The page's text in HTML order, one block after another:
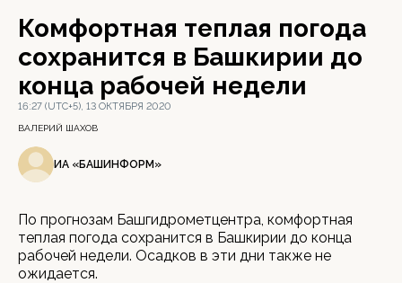
Комфортная теплая погода
сохранится в Башкирии до
конца рабочей недели
16:27 (UTC+5), 13 ОКТЯБРЯ 2020
ВАЛЕРИЙ ШАХОВ
ИА «БАШИНФОРМ»
По прогнозам Башгидрометцентра, комфортная
теплая погода сохранится в Башкирии до конца
рабочей недели. Осадков в эти дни также не
ожидается.